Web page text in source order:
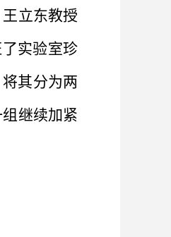
立东教授
实验室珍
其分为两
继续加紧